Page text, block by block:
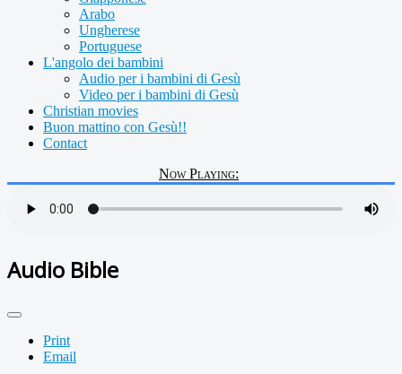
Arabo
Ungherese
Portuguese
L'angolo dei bambini
Audio per i bambini di Gesù
Video per i bambini di Gesù
Christian movies
Buon mattino con Gesù!!
Contact
Now Playing:
Audio Bible
Print
Email